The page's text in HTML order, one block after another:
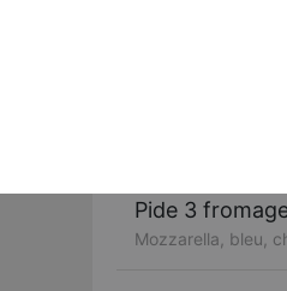
Pide 3
Mozzarella, bleu,